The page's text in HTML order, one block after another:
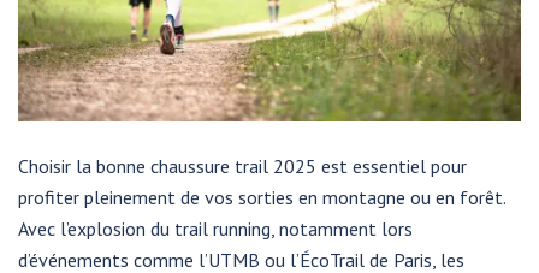
Choisir la bonne chaussure trail 2025 est essentiel pour
profiter pleinement de vos sorties en montagne ou en forêt.
Avec l’explosion du trail running, notamment lors
d’événements comme l’UTMB ou l’ÉcoTrail de Paris, les